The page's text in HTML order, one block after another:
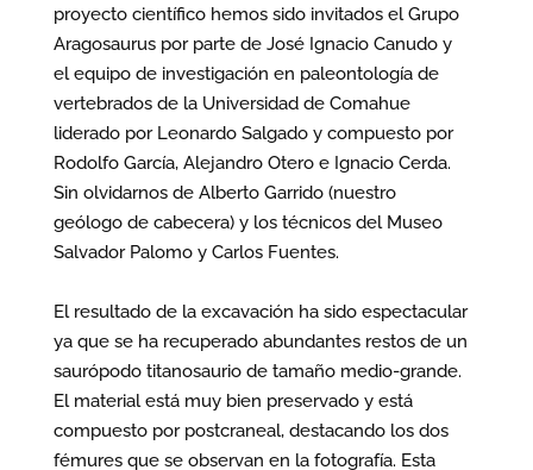
proyecto científico hemos sido invitados el Grupo
Aragosaurus por parte de José Ignacio Canudo y
el equipo de investigación en paleontología de
vertebrados de la Universidad de Comahue
liderado por Leonardo Salgado y compuesto por
Rodolfo García, Alejandro Otero e Ignacio Cerda.
Sin olvidarnos de Alberto Garrido (nuestro
geólogo de cabecera) y los técnicos del Museo
Salvador Palomo y Carlos Fuentes.
El resultado de la excavación ha sido espectacular
ya que se ha recuperado abundantes restos de un
saurópodo titanosaurio de tamaño medio-grande.
El material está muy bien preservado y está
compuesto por postcraneal, destacando los dos
fémures que se observan en la fotografía. Esta